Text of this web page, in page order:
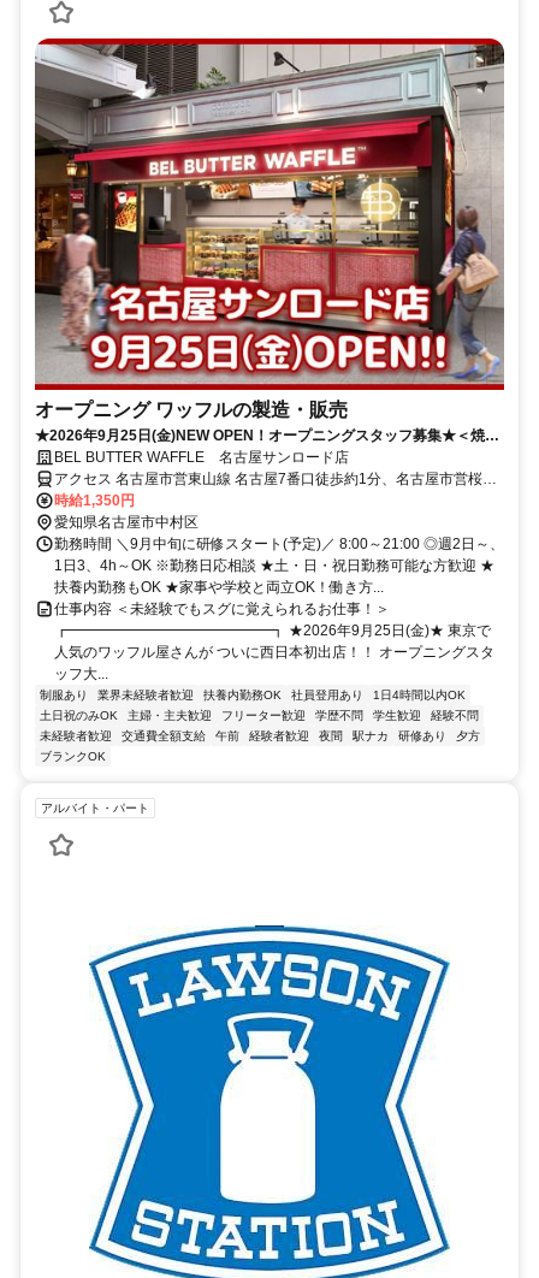
オープニング ワッフルの製造・販売
★2026年9月25日(金)NEW OPEN！オープニングスタッフ募集★＜焼き
たてワッフル専門店＞名古屋駅直結☆週2日～、1日3、4h～OK！お菓子
が好き、接客が好きな方にピッタリのお仕事！
BEL BUTTER WAFFLE 名古屋サンロード店
アクセス 名古屋市営東山線 名古屋7番口徒歩約1分、名古屋市営桜通
線 名古屋7番口徒歩約1分、名鉄名古屋本線/名鉄空港線 名鉄名古屋中
央改札口徒歩約2分
時給1,350円
愛知県名古屋市中村区
勤務時間 ＼9月中旬に研修スタート(予定)／ 8:00～21:00 ◎週2日～、
1日3、4h～OK ※勤務日応相談 ★土・日・祝日勤務可能な方歓迎 ★
扶養内勤務もOK ★家事や学校と両立OK！働き方...
仕事内容 ＜未経験でもスグに覚えられるお仕事！＞
┏━━━━━━━━━━━━━━┓ ★2026年9月25日(金)★ 東京で
人気のワッフル屋さんが ついに西日本初出店！！ オープニングスタ
ッフ大...
制服あり 業界未経験者歓迎 扶養内勤務OK 社員登用あり
1日4時間以内OK
土日祝のみOK
主婦・主夫歓迎 フリーター歓迎 学歴不問 学生歓迎
経験不問
未経験者歓迎
交通費全額支給 午前 経験者歓迎 夜間 駅ナカ 研修あり
夕方
ブランクOK
アルバイト・パート